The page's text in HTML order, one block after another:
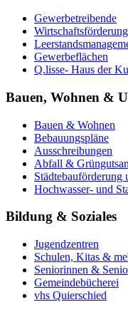
Gewerbetreibende
Wirtschaftsförderung
Gewerbeflächen
Q.lisse- Haus der
Bauen, Wohnen &
Bauen & Wohnen
Bebauungspläne
Ausschreibungen
Abfall &
Städtebauförderung
Hochwasser- und
Bildung & Soziales
Jugendzentren
Schulen, Kitas &
Seniorinnen &
Gemeindebücherei
vhs Quierschied